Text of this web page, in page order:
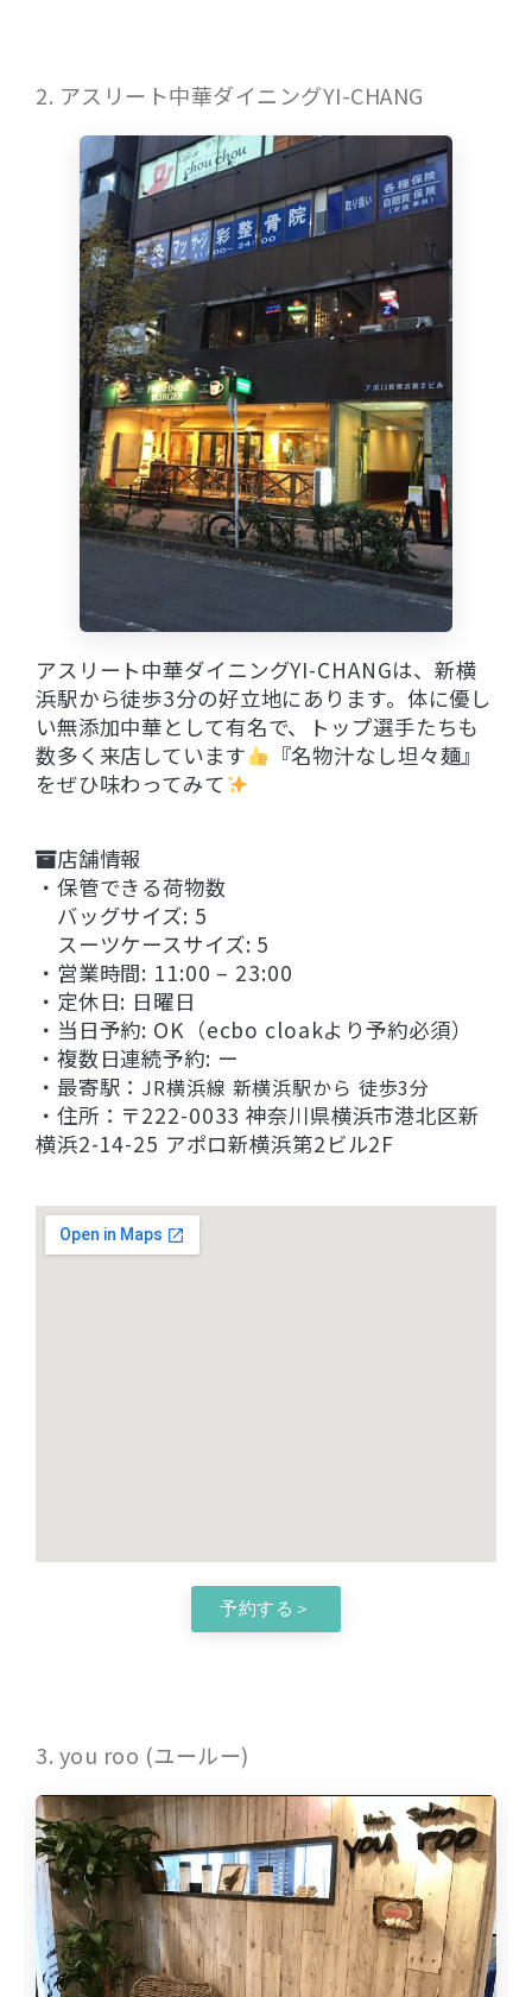
2. アスリート中華ダイニングYI-CHANG
アスリート中華ダイニングYI-CHANGは、新横
浜駅から徒歩3分の好立地にあります。体に優し
い無添加中華として有名で、トップ選手たちも
数多く来店しています
『名物汁なし坦々麺』
をぜひ味わってみて
店舗情報
・保管できる荷物数
バッグサイズ: 5
スーツケースサイズ: 5
・営業時間: 11:00 – 23:00
・定休日: 日曜日
・当日予約: OK（ecbo cloakより予約必須）
・複数日連続予約: ー
・最寄駅： JR横浜線 新横浜駅から 徒歩3分
・住所：〒222-0033 神奈川県横浜市港北区新
横浜2-14-25 アポロ新横浜第2ビル2F
予約する＞
3. you roo (ユールー)